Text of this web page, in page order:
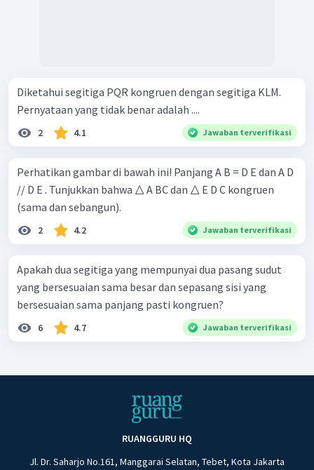
Diketahui segitiga PQR kongruen dengan segitiga KLM.
Pernyataan yang tidak benar adalah ....
2 4.1 Jawaban terverifikasi
Perhatikan gambar di bawah ini! Panjang A B = D E dan A D
// D E . Tunjukkan bahwa △ A BC dan △ E D C kongruen
(sama dan sebangun).
2 4.2 Jawaban terverifikasi
Apakah dua segitiga yang mempunyai dua pasang sudut
yang bersesuaian sama besar dan sepasang sisi yang
bersesuaian sama panjang pasti kongruen?
6 4.7 Jawaban terverifikasi
RUANGGURU HQ
Jl. Dr. Saharjo No.161, Manggarai Selatan, Tebet, Kota Jakarta